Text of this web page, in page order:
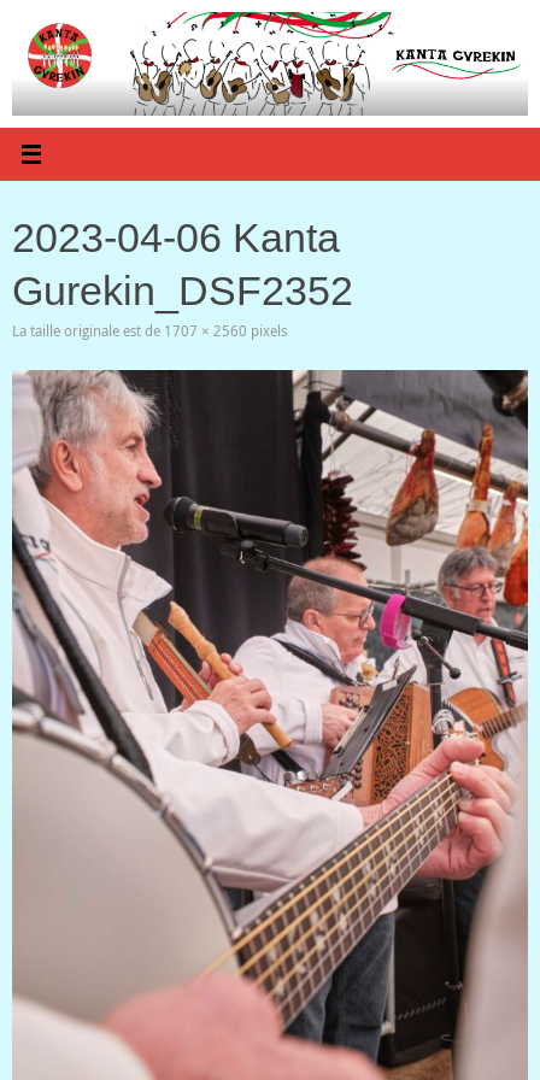
contenu
2023-04-06 Kanta
Gurekin_DSF2352
La taille originale est de 1707 × 2560 pixels